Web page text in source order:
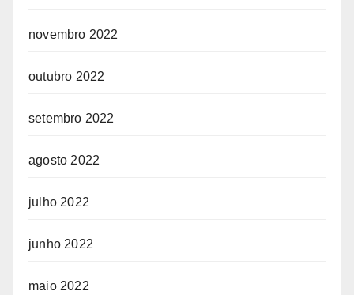
novembro 2022
outubro 2022
setembro 2022
agosto 2022
julho 2022
junho 2022
maio 2022